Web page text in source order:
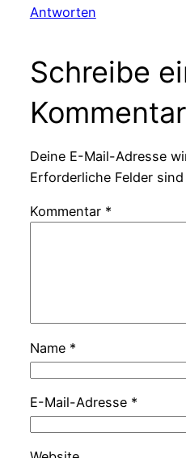
Antworten
Schreibe
Kommentar
Deine E-Mail-Adresse
Erforderliche Felder
Kommentar *
Name *
E-Mail-Adresse *